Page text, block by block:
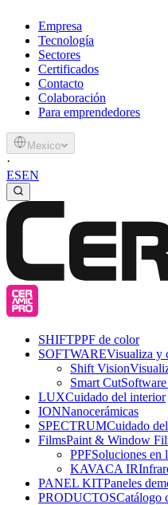
Empresa
Tecnología
Sectores
Certificados
Contacto
Colaboración
Para emprendedores
Mexico
·
ESEN
SHIFTPPF de color
SOFTWAREVisualiza y
Shift Vision
Smart Cut
LUXCuidado del interior
IONNanocerámicas
SPECTRUMCuidado
FilmsPaint & Window
PPFSoluciones en
KAVACA IR
PANEL KITPaneles
PRODUCTOSCatálogo